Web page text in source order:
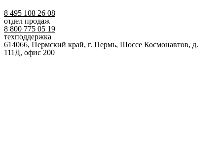
8 495 108 26 08
отдел продаж
8 800 775 05 19
техподдержка
614066, Пермский край, г. Пермь, Шоссе Космонавтов, д.
111Д, офис 200